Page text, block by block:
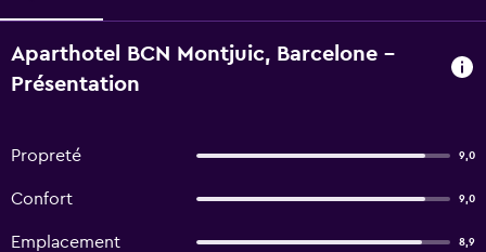
Aparthotel BCN Montjuic, Barcelone -
Présentation
Propreté 9,0
Confort 9,0
Emplacement 8,9